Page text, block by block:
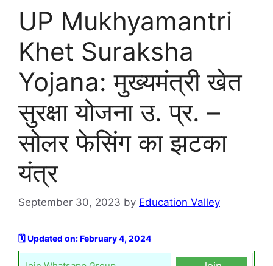
UP Mukhyamantri
Khet Suraksha
Yojana: मुख्यमंत्री खेत
सुरक्षा योजना उ. प्र. –
सोलर फेसिंग का झटका
यंत्र
September 30, 2023 by Education Valley
🗓️ Updated on: February 4, 2024